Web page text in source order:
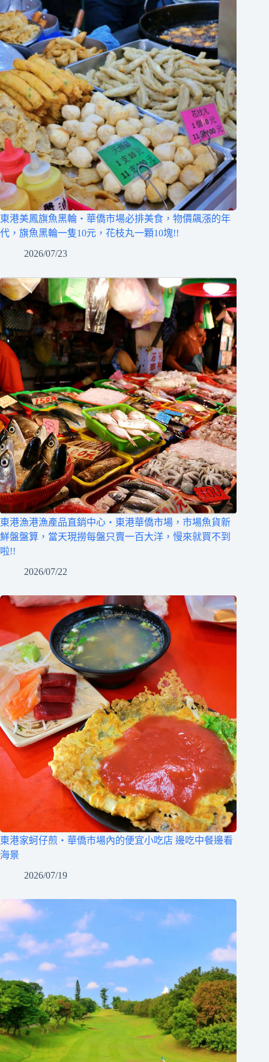
東港美鳳旗魚黑輪‧華僑市場必排美食，物價飆漲的年
代，旗魚黑輪一隻10元，花枝丸一顆10塊!!
2026/07/23
東港漁港漁產品直銷中心‧東港華僑市場，市場魚貨新
鮮盤盤算，當天現撈每盤只賣一百大洋，慢來就買不到
啦!!
2026/07/22
東港家蚵仔煎‧華僑市場內的便宜小吃店 邊吃中餐邊看
海景
2026/07/19